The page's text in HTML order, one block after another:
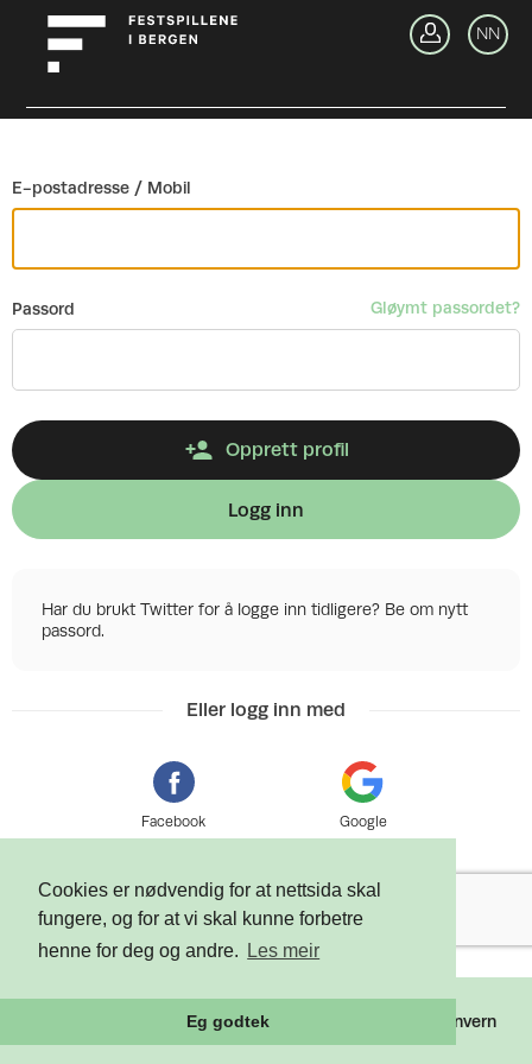
Cookies er nødvendig for at nettsida skal
fungere, og for at vi skal kunne forbetre
henne for deg og andre.
Les meir
Eg godtek
NN
E-postadresse / Mobil
Passord Gløymt passordet?
Opprett profil
Logg inn
Har du brukt Twitter for å logge inn tidligere? Be om nytt
passord.
Eller logg inn med
Facebook Google
2026 Tixly AS - Powered by Personvern